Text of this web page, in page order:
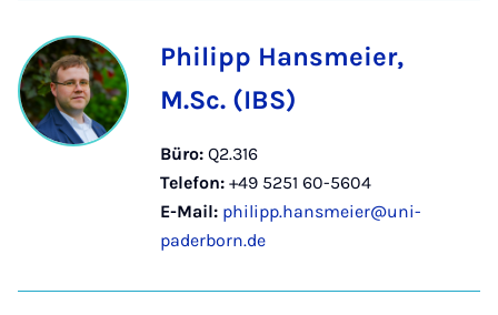
Philipp Hansmeier,
M.Sc. (IBS)
Büro: Q2.316
Telefon: +49 5251 60-5604
E-Mail: philipp.hansmeier@uni-
paderborn.de